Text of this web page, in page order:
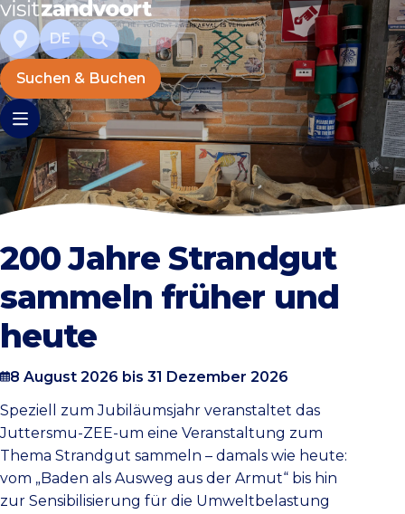
DE
Suchen & Buchen
200 Jahre Strandgut
sammeln früher und
heute
8 August 2026 bis 31 Dezember 2026
Speziell zum Jubiläumsjahr veranstaltet das
Juttersmu-ZEE-um eine Veranstaltung zum
Thema Strandgut sammeln – damals wie heute:
vom „Baden als Ausweg aus der Armut“ bis hin
zur Sensibilisierung für die Umweltbelastung